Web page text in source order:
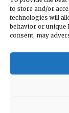
to store and/or
technologies will
behavior or unique
consent, may
рынок перед
05.08.2026
Патрульный
испытания
Венесуэльцы
Парагвай и
Бразилия